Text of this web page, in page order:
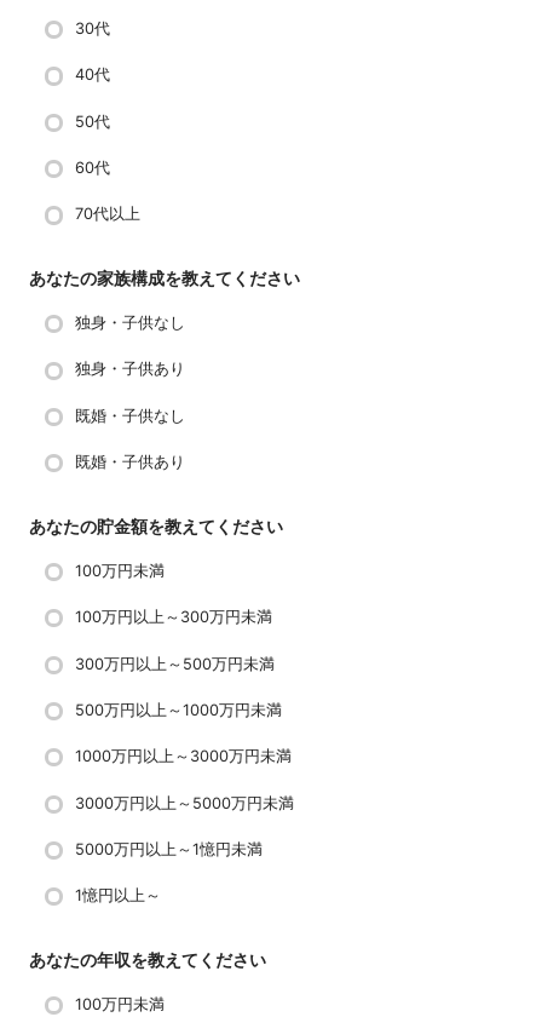
30代
40代
50代
60代
70代以上
あなたの家族構成を教えてください
独身・子供なし
独身・子供あり
既婚・子供なし
既婚・子供あり
あなたの貯金額を教えてください
100万円未満
100万円以上～300万円未満
300万円以上～500万円未満
500万円以上～1000万円未満
1000万円以上～3000万円未満
3000万円以上～5000万円未満
5000万円以上～1憶円未満
1憶円以上～
あなたの年収を教えてください
100万円未満